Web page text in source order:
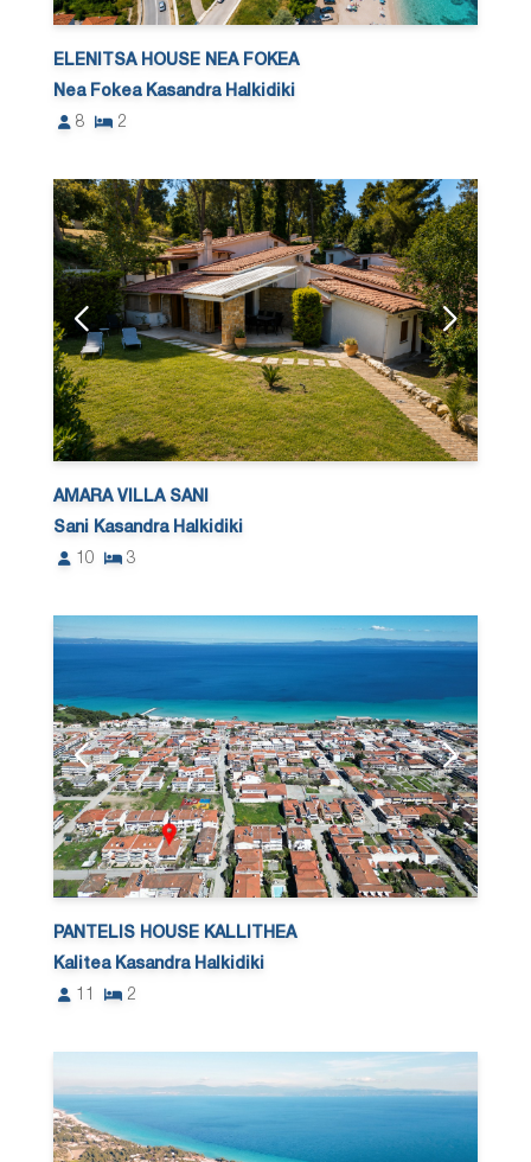
ELENITSA HOUSE NEA FOKEA
Nea Fokea Kasandra Halkidiki
8
2
AMARA VILLA SANI
Sani Kasandra Halkidiki
10
3
PANTELIS HOUSE KALLITHEA
Kalitea Kasandra Halkidiki
11
2